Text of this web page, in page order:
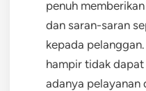
penuh
dan saran-saran
kepada
hampir tidak
adanya pelayanan